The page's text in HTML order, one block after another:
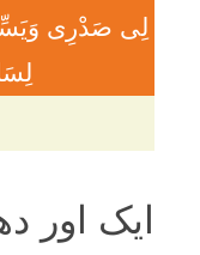
لِی صَدْرِی
ایک اور